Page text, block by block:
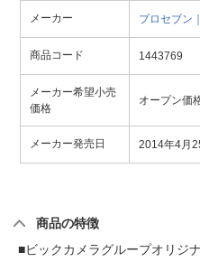
メーカー プロセブン
商品コード 1443769
メーカー希望小売
価格
オープン価
メーカー発売日 2014年4月
商品の特徴
■ビックカメラグループオリジ